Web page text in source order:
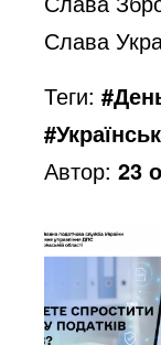
Слава
Теги:
Автор:23